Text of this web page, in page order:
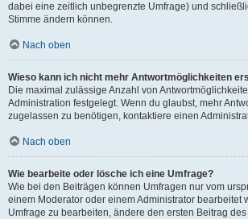
dabei eine zeitlich unbegrenzte Umfrage) und
Stimme ändern können.
Nach oben
Wieso kann ich nicht mehr Antwortmöglichkeiten
Die maximal zulässige Anzahl von
Administration festgelegt. Wenn du glaubst, mehr
zugelassen zu benötigen, kontaktiere einen
Nach oben
Wie bearbeite oder lösche ich eine Umfrage?
Wie bei den Beiträgen können Umfragen nur vom
einem Moderator oder einem Administrator bearbeitet
Umfrage zu bearbeiten, ändere den ersten Beitrag